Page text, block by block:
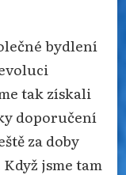
bydlení
tak získali
doporučení
za doby
jsme tam